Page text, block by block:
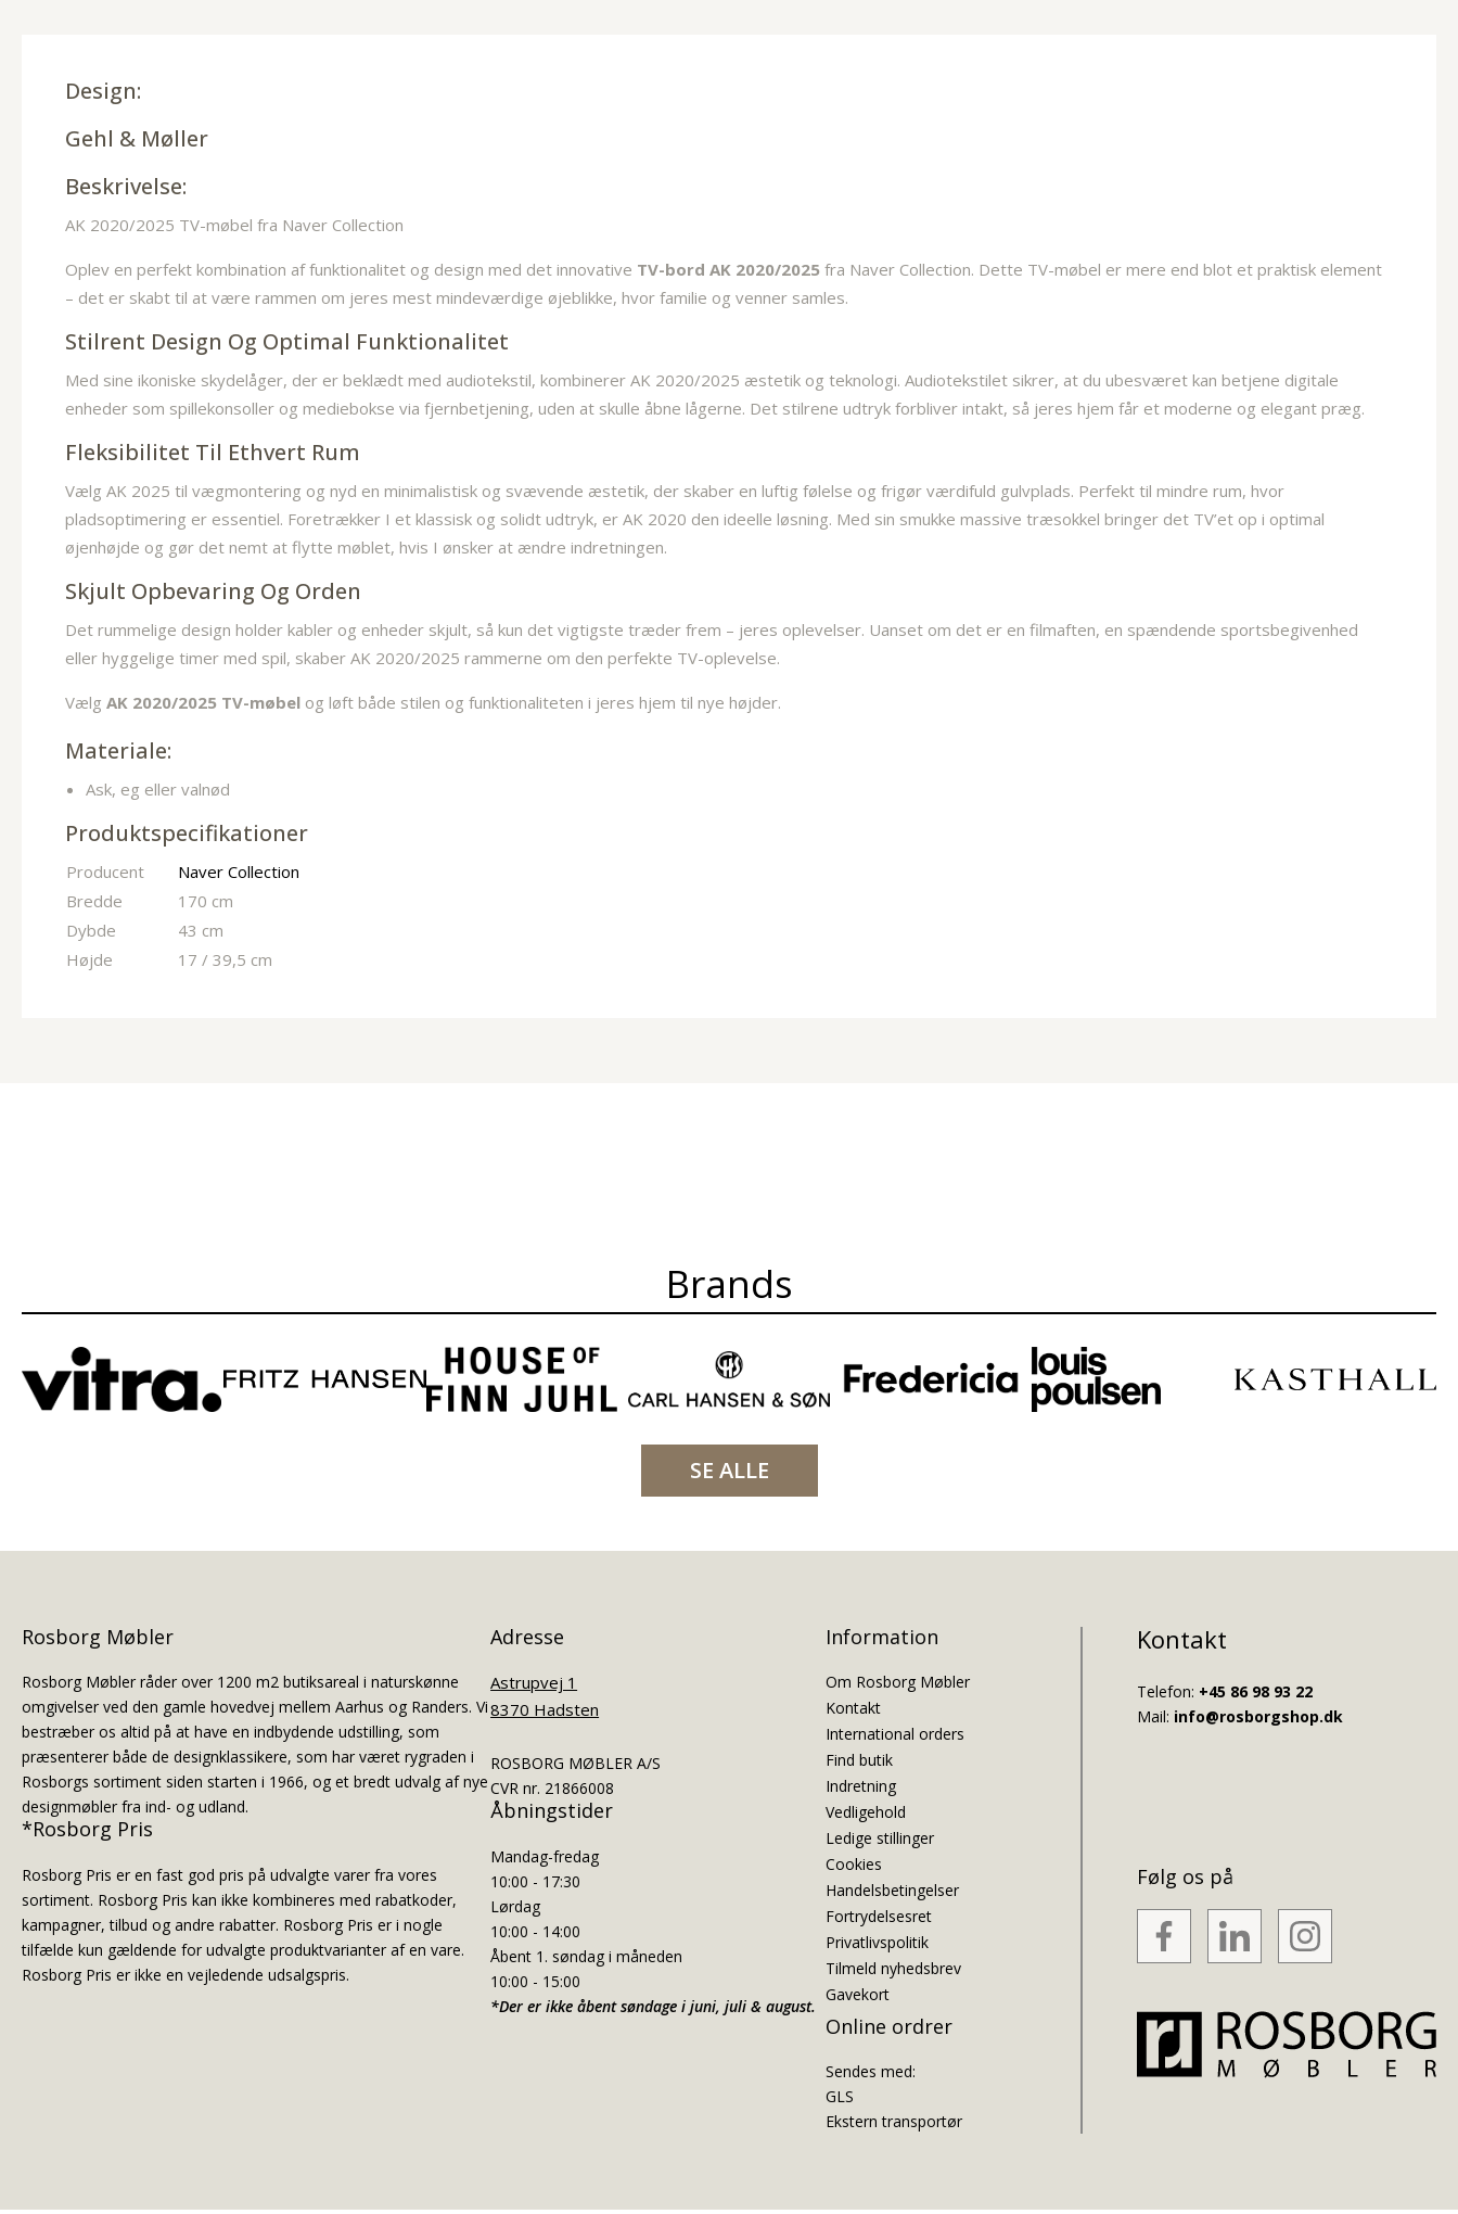
Design:
Gehl & Møller
Beskrivelse:
AK 2020/2025 TV-møbel fra Naver Collection
Oplev en perfekt kombination af funktionalitet og design med det innovative TV-bord AK 2020/2025 fra Naver Collection. Dette TV-møbel er mere end blot et praktisk element
– det er skabt til at være rammen om jeres mest mindeværdige øjeblikke, hvor familie og venner samles.
Stilrent Design Og Optimal Funktionalitet
Med sine ikoniske skydelåger, der er beklædt med audiotekstil, kombinerer AK 2020/2025 æstetik og teknologi. Audiotekstilet sikrer, at du ubesværet kan betjene digitale
enheder som spillekonsoller og mediebokse via fjernbetjening, uden at skulle åbne lågerne. Det stilrene udtryk forbliver intakt, så jeres hjem får et moderne og elegant præg.
Fleksibilitet Til Ethvert Rum
Vælg AK 2025 til vægmontering og nyd en minimalistisk og svævende æstetik, der skaber en luftig følelse og frigør værdifuld gulvplads. Perfekt til mindre rum, hvor
pladsoptimering er essentiel. Foretrækker I et klassisk og solidt udtryk, er AK 2020 den ideelle løsning. Med sin smukke massive træsokkel bringer det TV’et op i optimal
øjenhøjde og gør det nemt at flytte møblet, hvis I ønsker at ændre indretningen.
Skjult Opbevaring Og Orden
Det rummelige design holder kabler og enheder skjult, så kun det vigtigste træder frem – jeres oplevelser. Uanset om det er en filmaften, en spændende sportsbegivenhed
eller hyggelige timer med spil, skaber AK 2020/2025 rammerne om den perfekte TV-oplevelse.
Vælg AK 2020/2025 TV-møbel og løft både stilen og funktionaliteten i jeres hjem til nye højder.
Materiale:
Ask, eg eller valnød
Produktspecifikationer
Producent
Naver Collection
Bredde
170 cm
Dybde
43 cm
Højde
17 / 39,5 cm
Brands
SE ALLE
Rosborg Møbler
Rosborg Møbler råder over 1200 m2 butiksareal i naturskønne
omgivelser ved den gamle hovedvej mellem Aarhus og Randers. Vi
bestræber os altid på at have en indbydende udstilling, som
præsenterer både de designklassikere, som har været rygraden i
Rosborgs sortiment siden starten i 1966, og et bredt udvalg af nye
designmøbler fra ind- og udland.
*Rosborg Pris
Rosborg Pris er en fast god pris på udvalgte varer fra vores
sortiment. Rosborg Pris kan ikke kombineres med rabatkoder,
kampagner, tilbud og andre rabatter. Rosborg Pris er i nogle
tilfælde kun gældende for udvalgte produktvarianter af en vare.
Rosborg Pris er ikke en vejledende udsalgspris.
Adresse
Astrupvej 1
8370 Hadsten
ROSBORG MØBLER A/S
CVR nr. 21866008
Åbningstider
Mandag-fredag
10:00 - 17:30
Lørdag
10:00 - 14:00
Åbent 1. søndag i måneden
10:00 - 15:00
*Der er ikke åbent søndage i juni, juli & august.
Information
Om Rosborg Møbler
Kontakt
International orders
Find butik
Indretning
Vedligehold
Ledige stillinger
Cookies
Handelsbetingelser
Fortrydelsesret
Privatlivspolitik
Tilmeld nyhedsbrev
Gavekort
Online ordrer
Sendes med:
GLS
Ekstern transportør
Kontakt
Telefon: +45 86 98 93 22
Mail: info@rosborgshop.dk
Følg os på